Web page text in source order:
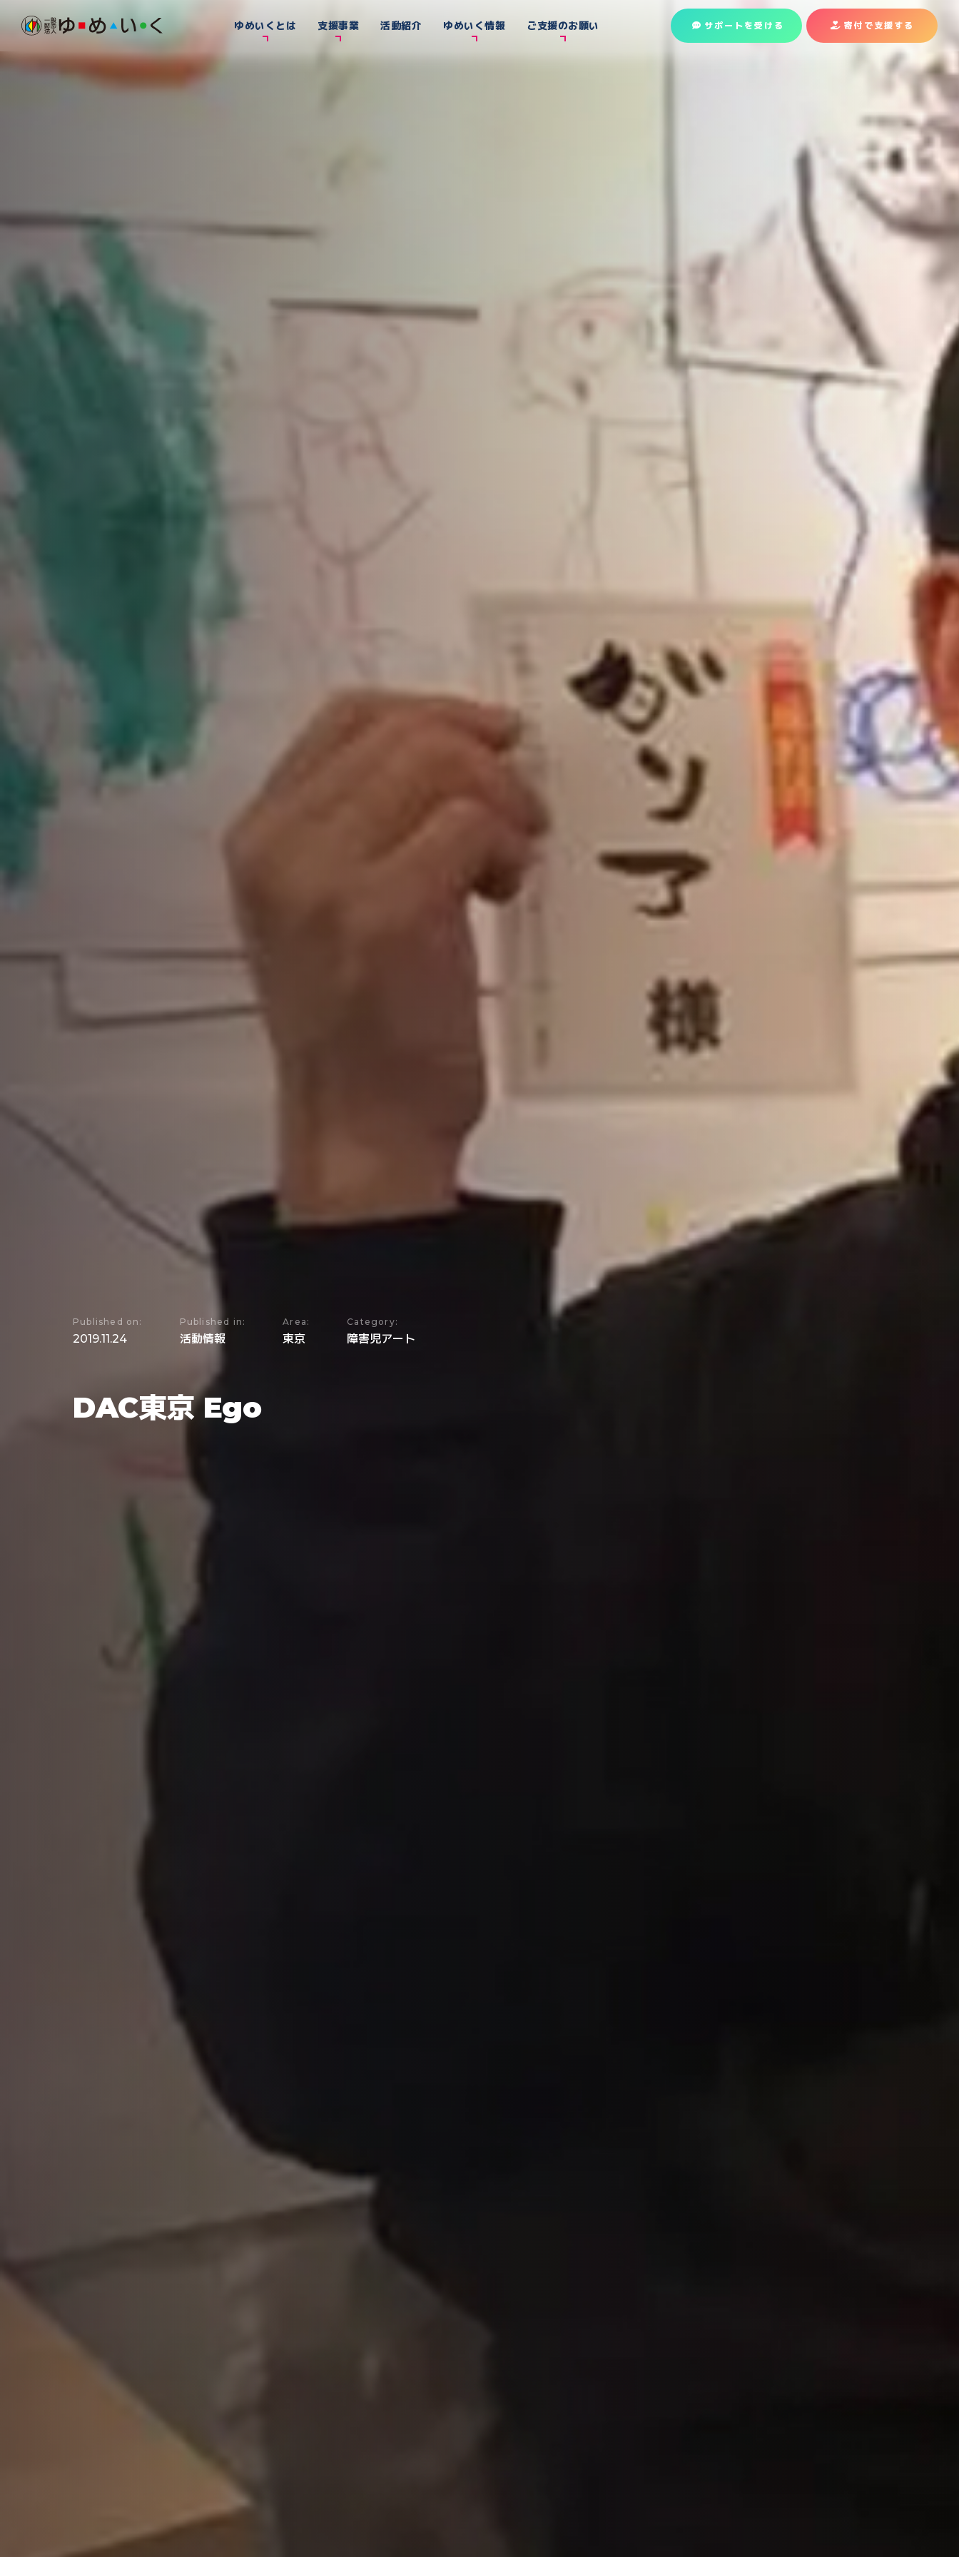
ゆめいくとは 支援事業 活動紹介 ゆめいく情報 ご支援のお願い サポートを受ける 寄付で支援 する
Published on:
2019.11.24
Published in:
活動情報
Area:
東京
Category:
障害児アート
DAC東京 Ego